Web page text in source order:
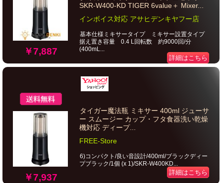
￥7,887
SKR-W400-KD TIGER 6value＋ Mixer...
インボイス対応 アサヒデンキヤフー店
基本仕様ミキサータイプ ミキサー設置タイプ
据え置き容量 0.4 L回転数 約9000回/分
(400mL...
詳細はこちら
￥7,937
タイガー魔法瓶 ミキサー 400ml ジューサ
ー スムージー カップ・フタ食器洗い乾燥
機対応 ディープ...
FREE-Store
6)コンパクト/良い音設計/400ml/ブラックディー
プブラック/1個 (x 1)/SKR-W400KD...
詳細はこちら